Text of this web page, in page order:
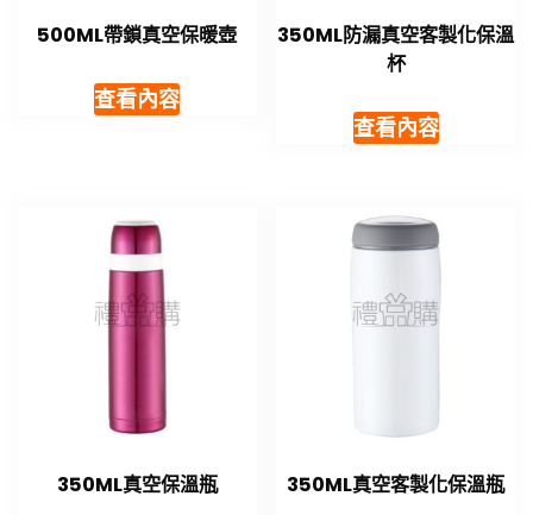
500ML帶鎖真空保暖壺
查看內容
350ML防漏真空客製化保溫
杯
查看內容
350ML真空保溫瓶 350ML真空客製化保溫瓶